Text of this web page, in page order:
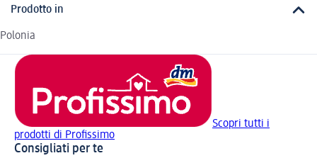
Prodotto in
Polonia
Scopri tutti i
prodotti di Profissimo
Consigliati per te